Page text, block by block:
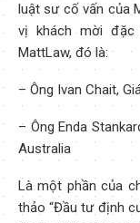
luật sư cố vấn của
vị khách mời
MattLaw, đó là:
– Ông Ivan Chait,
– Ông Enda
Australia
Là một phần của
thảo “Đầu tư định